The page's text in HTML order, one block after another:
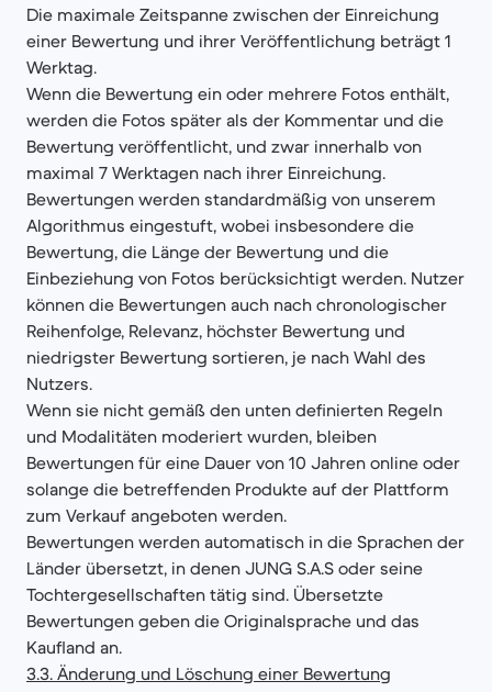
Die maximale Zeitspanne zwischen der Einreichung
einer Bewertung und ihrer Veröffentlichung beträgt 1
Werktag.
Wenn die Bewertung ein oder mehrere Fotos enthält,
werden die Fotos später als der Kommentar und die
Bewertung veröffentlicht, und zwar innerhalb von
maximal 7 Werktagen nach ihrer Einreichung.
Bewertungen werden standardmäßig von unserem
Algorithmus eingestuft, wobei insbesondere die
Bewertung, die Länge der Bewertung und die
Einbeziehung von Fotos berücksichtigt werden. Nutzer
können die Bewertungen auch nach chronologischer
Reihenfolge, Relevanz, höchster Bewertung und
niedrigster Bewertung sortieren, je nach Wahl des
Nutzers.
Wenn sie nicht gemäß den unten definierten Regeln
und Modalitäten moderiert wurden, bleiben
Bewertungen für eine Dauer von 10 Jahren online oder
solange die betreffenden Produkte auf der Plattform
zum Verkauf angeboten werden.
Bewertungen werden automatisch in die Sprachen der
Länder übersetzt, in denen JUNG S.A.S oder seine
Tochtergesellschaften tätig sind. Übersetzte
Bewertungen geben die Originalsprache und das
Kaufland an.
3.3. Änderung und Löschung einer Bewertung